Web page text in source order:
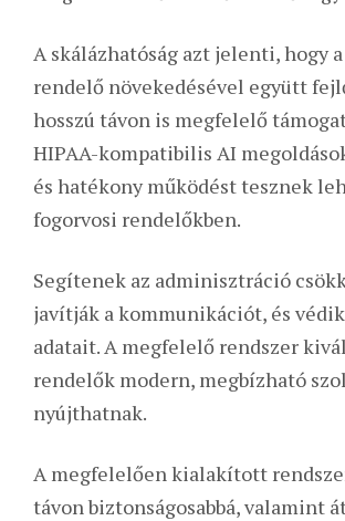
A skálázhatóság azt jelenti, hogy
rendelő növekedésével együtt
hosszú távon is megfelelő
HIPAA-kompatibilis AI
és hatékony működést tesznek
fogorvosi rendelőkben.
Segítenek az adminisztráció
javítják a kommunikációt, és
adatait. A megfelelő rendszer
rendelők modern, megbízható
nyújthatnak.
A megfelelően kialakított
távon biztonságosabbá, valamint